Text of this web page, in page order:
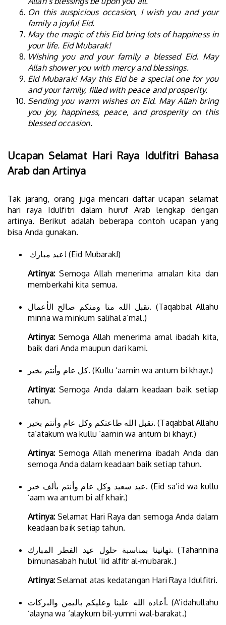
On this auspicious occasion, I wish you and your
family a joyful Eid.
May the magic of this Eid bring lots of happiness in
your life. Eid Mubarak!
Wishing you and your family a blessed Eid. May
Allah shower you with mercy and blessings.
Eid Mubarak! May this Eid be a special one for you
and your family, filled with peace and prosperity.
Sending you warm wishes on Eid. May Allah bring
you joy, happiness, peace, and prosperity on this
blessed occasion.
Ucapan Selamat Hari Raya Idulfitri Bahasa
Arab dan Artinya
Tak jarang, orang juga mencari daftar ucapan selamat
hari raya Idulfitri dalam huruf Arab lengkap dengan
artinya. Berikut adalah beberapa contoh ucapan yang
bisa Anda gunakan.
عيد مبارك! (Eid Mubarak!)
Artinya: Semoga Allah menerima amalan kita dan
memberkahi kita semua.
تقبل الله منا ومنكم صالح الأعمال. (Taqabbal Allahu
minna wa minkum salihal a’mal.)
Artinya: Semoga Allah menerima amal ibadah kita,
baik dari Anda maupun dari kami.
كل عام وأنتم بخير. (Kullu ‘aamin wa antum bi khayr.)
Artinya: Semoga Anda dalam keadaan baik setiap
tahun.
تقبل الله طاعتكم وكل عام وأنتم بخير. (Taqabbal Allahu
ta’atakum wa kullu ‘aamin wa antum bi khayr.)
Artinya: Semoga Allah menerima ibadah Anda dan
semoga Anda dalam keadaan baik setiap tahun.
عيد سعيد وكل عام وأنتم بألف خير. (Eid sa’id wa kullu
‘aam wa antum bi alf khair.)
Artinya: Selamat Hari Raya dan semoga Anda dalam
keadaan baik setiap tahun.
تهانينا بمناسبة حلول عيد الفطر المبارك. (Tahannina
bimunasabah hulul ‘iid alfitr al-mubarak.)
Artinya: Selamat atas kedatangan Hari Raya Idulfitri.
أعاده الله علينا وعليكم باليمن والبركات. (A’idahullahu
‘alayna wa ‘alaykum bil-yumni wal-barakat.)